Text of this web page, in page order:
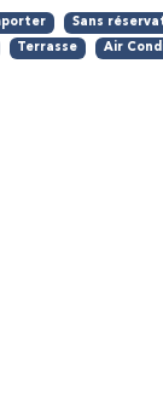
Sans
Terrasse Air